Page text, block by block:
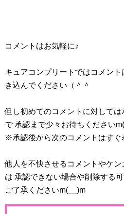
コメントはお気軽に♪
キュアコンプリートではコメン
き込んでください（＾＾
但し初めてのコメントに対して
で 承認まで少々お待ちください
※承認後から次のコメントはすぐ
他人を不快させるコメントやケン
は 承認できない場合や削除する
ご了承くださいm(__)m